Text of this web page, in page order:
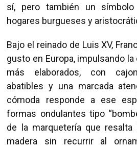
sí, pero también un
hogares burgueses y
Bajo el reinado de Luis XV,
gusto en Europa, impulsando
más elaborados, con
abatibles y una marcada
cómoda responde a ese
formas ondulantes tipo
de la marquetería que
madera sin recurrir al